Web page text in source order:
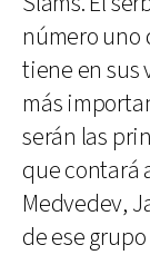
número uno
tiene en sus
más
serán las
que contará
Medvedev,
de ese